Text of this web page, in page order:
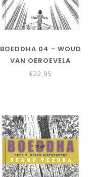
BOEDDHA 04 - WOUD
VAN OEROEVELA
€22,95